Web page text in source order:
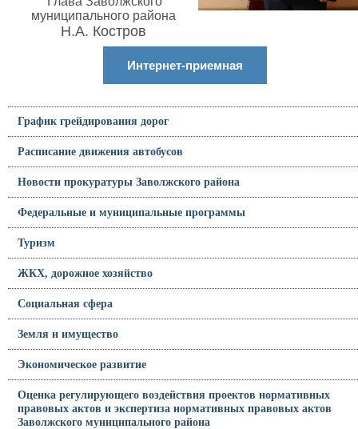
муниципального района
Н.А. Костров
Интернет-приемная
График грейдирования дорог
Расписание движения автобусов
Новости прокуратуры Заволжского района
Федеральные и муниципальные программы
Туризм
ЖКХ, дорожное хозяйство
Социальная сфера
Земля и имущество
Экономическое развитие
Оценка регулирующего воздействия проектов нормативных
правовых актов и экспертиза нормативных правовых актов
Заволжского муниципального района